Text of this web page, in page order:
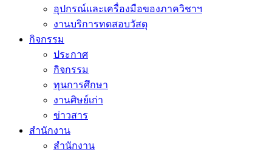
อุปกรณ์และเครื่องมือของภาควิชาฯ
งานบริการทดสอบวัสดุ
กิจกรรม
ประกาศ
กิจกรรม
ทุนการศึกษา
งานศิษย์เก่า
ข่าวสาร
สำนักงาน
สำนักงาน